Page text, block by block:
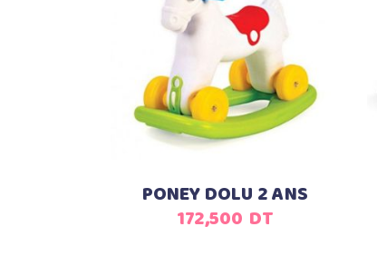
Ajouter au panier
PONEY DOLU 2 ANS
172,500 DT